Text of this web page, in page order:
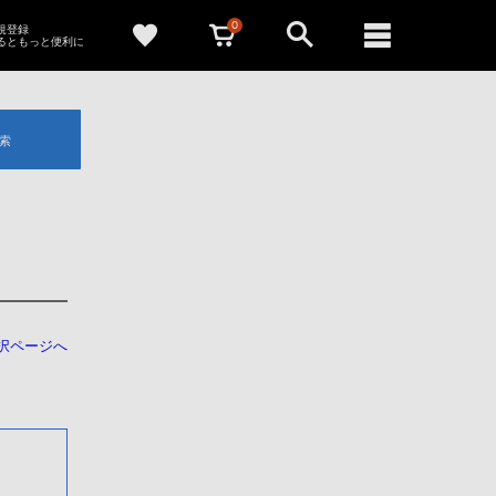
登録
ともっと便利に
0
ページへ